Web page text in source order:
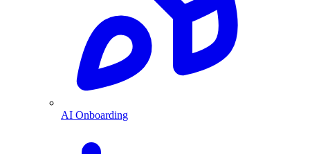
AI Onboarding